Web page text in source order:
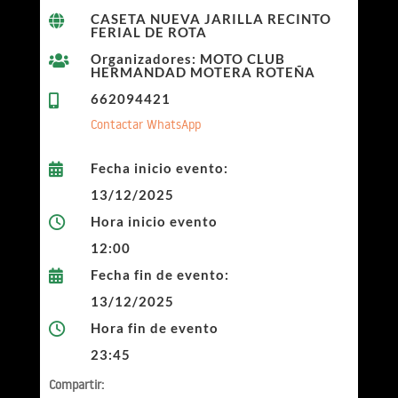

CASETA NUEVA JARILLA RECINTO
FERIAL DE ROTA

Organizadores: MOTO CLUB
HERMANDAD MOTERA ROTEÑA

662094421
Contactar WhatsApp

Fecha inicio evento:
13/12/2025

Hora inicio evento
12:00

Fecha fin de evento:
13/12/2025

Hora fin de evento
23:45
Compartir: